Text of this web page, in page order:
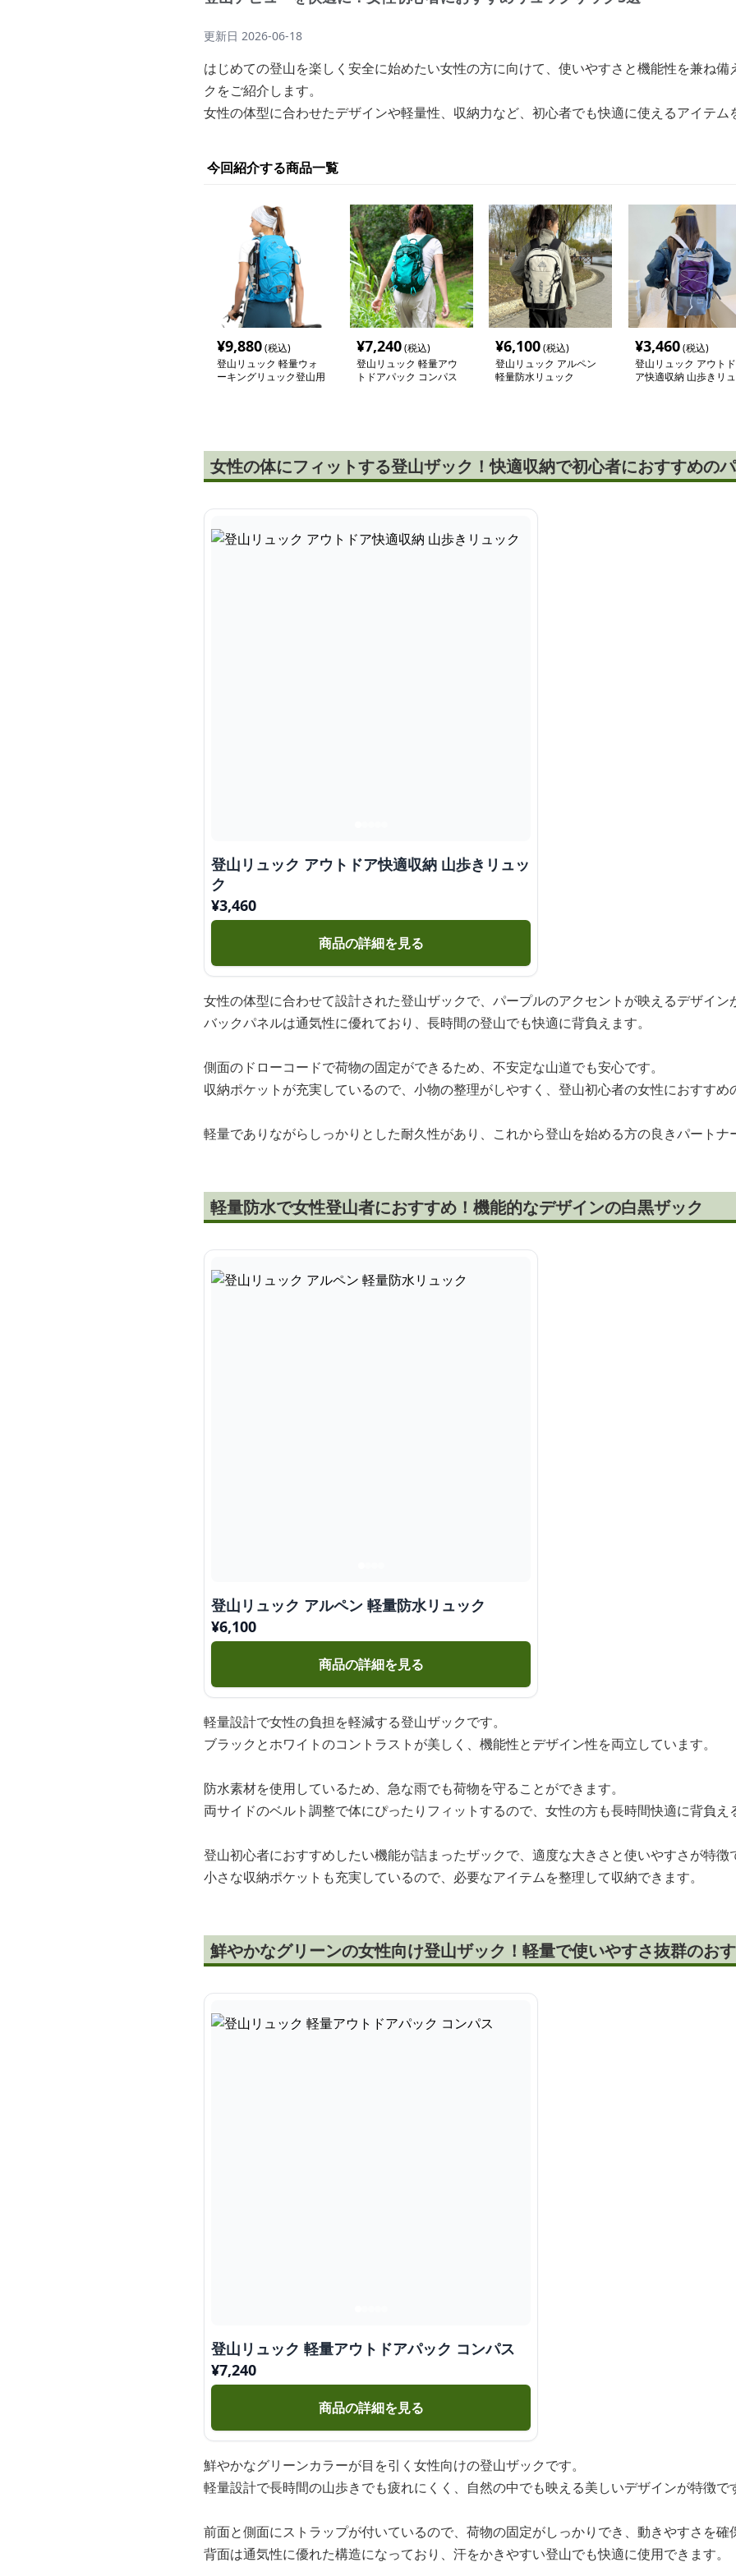
更新日 2026-06-18
はじめての登山を楽しく安全に始めたい女性の方に向けて、使いやすさと機能性を兼ね備
クをご紹介します。
女性の体型に合わせたデザインや軽量性、収納力など、初心者でも快適に使えるアイテム
今回紹介する商品一覧
¥9,880(税込)
登山リュック 軽量ウォ
ーキングリュック登山用
¥7,240(税込)
登山リュック 軽量アウ
トドアパック コンパス
¥6,100(税込)
登山リュック アルペン
軽量防水リュック
¥3,460(税込)
登山リュック アウトド
ア快適収納 山歩きリュ
女性の体にフィットする登山ザック！快適収納で初心者におすすめの
登山リュック アウトドア快適収納 山歩きリュッ
ク
¥3,460
商品の詳細を見る
女性の体型に合わせて設計された登山ザックで、パープルのアクセントが映えるデザイン
バックパネルは通気性に優れており、長時間の登山でも快適に背負えます。
側面のドローコードで荷物の固定ができるため、不安定な山道でも安心です。
収納ポケットが充実しているので、小物の整理がしやすく、登山初心者の女性におすすめ
軽量でありながらしっかりとした耐久性があり、これから登山を始める方の良きパートナ
軽量防水で女性登山者におすすめ！機能的なデザインの白黒ザック
登山リュック アルペン 軽量防水リュック
¥6,100
商品の詳細を見る
軽量設計で女性の負担を軽減する登山ザックです。
ブラックとホワイトのコントラストが美しく、機能性とデザイン性を両立しています。
防水素材を使用しているため、急な雨でも荷物を守ることができます。
両サイドのベルト調整で体にぴったりフィットするので、女性の方も長時間快適に背負え
登山初心者におすすめしたい機能が詰まったザックで、適度な大きさと使いやすさが特徴
小さな収納ポケットも充実しているので、必要なアイテムを整理して収納できます。
鮮やかなグリーンの女性向け登山ザック！軽量で使いやすさ抜群のお
登山リュック 軽量アウトドアパック コンパス
¥7,240
商品の詳細を見る
鮮やかなグリーンカラーが目を引く女性向けの登山ザックです。
軽量設計で長時間の山歩きでも疲れにくく、自然の中でも映える美しいデザインが特徴で
前面と側面にストラップが付いているので、荷物の固定がしっかりでき、動きやすさを確
背面は通気性に優れた構造になっており、汗をかきやすい登山でも快適に使用できます。